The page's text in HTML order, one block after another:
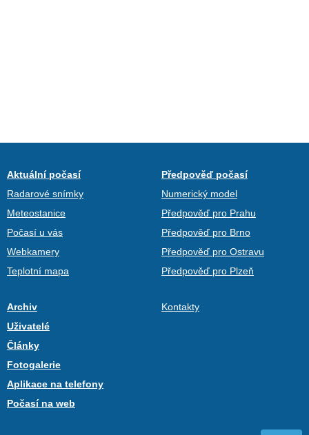
Aktuální počasí
Radarové snímky
Meteostanice
Počasí u vás
Webkamery
Teplotní mapa
Předpověď počasí
Numerický model
Předpověď pro Prahu
Předpověď pro Brno
Předpověď pro Ostravu
Předpověď pro Plzeň
Archiv
Uživatelé
Články
Fotogalerie
Aplikace na telefony
Počasí na web
Kontakty